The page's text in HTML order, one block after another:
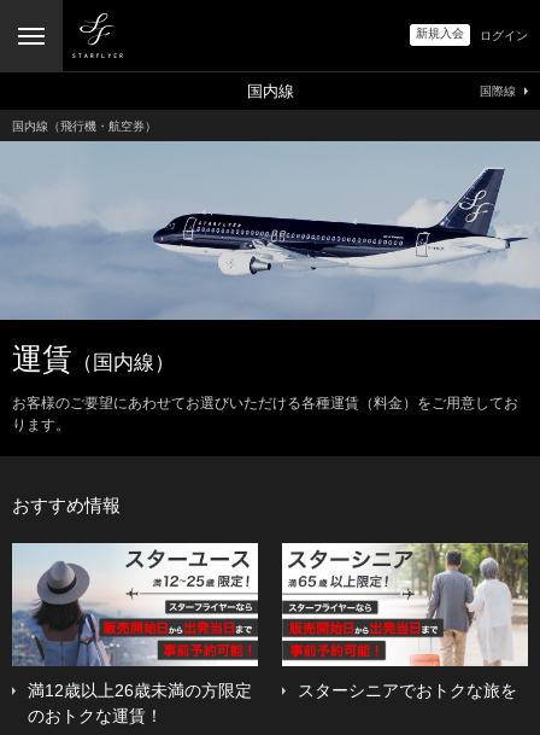
新規入会 ログイン
国内線（飛行機・航空券）
運賃 （国内線）
お客様のご要望にあわせてお選びいただける各種運賃（料金）をご用意してお
ります。
おすすめ情報
満12歳以上26歳未満の方限定
のおトクな運賃！
スターシニアでおトクな旅を
国内線 国際線